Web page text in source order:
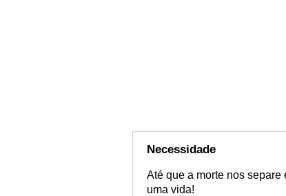
Necessidade
Até que a morte nos
uma vida!